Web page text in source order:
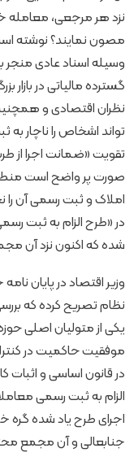
نزد هر مرجعی، معامله
مصون نمایند؟ نوشته
وسیله اسناد عادی منجر
گسترده مالیاتی در
نظران اقتصادی و
تواند اشخاص را ناچار
تقویت «ضمانت اجرا از
صورت پر واضح است
املاک و ثبت رسمی آن را
در «طرح الزام به ثبت
شده که اکنون نزد آن
وزیر اقتصاد در
نظام تصریح کرده که
یکی از متولیان اصلی
موفقیت حاکمیت در
در قانون اساسی و
الزام به ثبت رسمی
اجرای طرح یاد شده گره
جنابعالی و آن مجمع